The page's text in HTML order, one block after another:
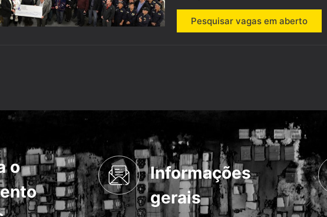
Pesquisar vagas em aberto
o
Informações
gerais